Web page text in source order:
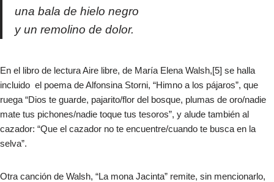
una bala de hielo negro
y un remolino de dolor.
En el libro de lectura Aire libre, de María Elena Walsh,[5] se halla
incluido el poema de Alfonsina Storni, “Himno a los pájaros”, que
ruega “Dios te guarde, pajarito/flor del bosque, plumas de oro/nadie
mate tus pichones/nadie toque tus tesoros”, y alude también al
cazador: “Que el cazador no te encuentre/cuando te busca en la
selva”.​
Otra canción de Walsh, “La mona Jacinta” remite, sin mencionarlo,